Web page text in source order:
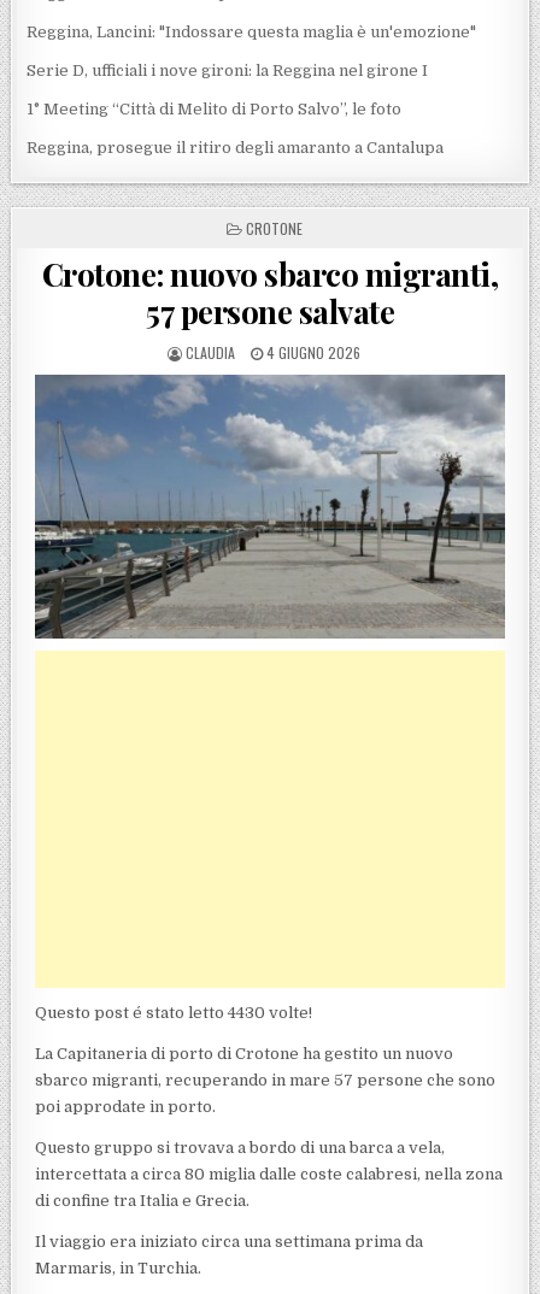
Reggina, Lancini: "Indossare questa maglia è un'emozione"
Serie D, ufficiali i nove gironi: la Reggina nel girone I
1° Meeting “Città di Melito di Porto Salvo”, le foto
Reggina, prosegue il ritiro degli amaranto a Cantalupa
POSTED IN
CROTONE
Crotone: nuovo sbarco migranti,
57 persone salvate
POSTED BY
CLAUDIA POSTED ON
4 GIUGNO 2026
Questo post é stato letto 4430 volte!
La Capitaneria di porto di Crotone ha gestito un nuovo
sbarco migranti, recuperando in mare 57 persone che sono
poi approdate in porto.
Questo gruppo si trovava a bordo di una barca a vela,
intercettata a circa 80 miglia dalle coste calabresi, nella zona
di confine tra Italia e Grecia.
Il viaggio era iniziato circa una settimana prima da
Marmaris, in Turchia.